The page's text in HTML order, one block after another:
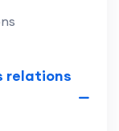
relations